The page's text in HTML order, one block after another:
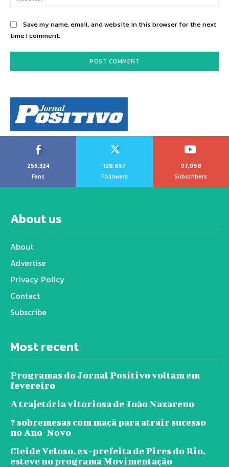
Save my name, email, and website in this browser for the next
time I comment.
255,324
Fans
128,657
Followers
97,058
Subscribers
About us
About
Advertise
Privacy Policy
Contact
Subscribe
Most recent
Programas do Jornal Positivo voltam em
fevereiro
A trajetória vitoriosa de João Nazareno
7 sobremesas com maçã para atrair sucesso
no Ano-Novo
Cleide Veloso, ex-prefeita de Pires do Rio,
esteve no programa Movimentação